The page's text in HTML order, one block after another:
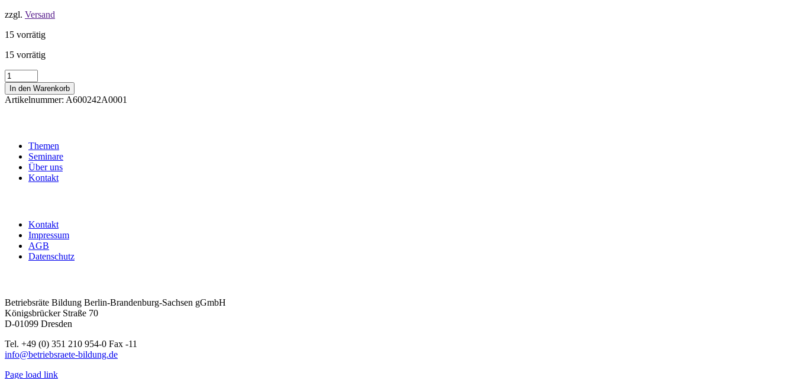
zzgl. Versand
15 vorrätig
15 vorrätig
Die
digitale
Seite
der
Übernachtung
Menge
In den Warenkorb
Artikelnummer: A600242A0001
Themen
Seminare
Über uns
Kontakt
Kontakt
Impressum
AGB
Datenschutz
Betriebsräte Bildung Berlin-Brandenburg-Sachsen gGmbH
Königsbrücker Straße 70
D-01099 Dresden
Tel. +49 (0) 351 210 954-0 Fax -11
info@betriebsraete-bildung.de
Page load link